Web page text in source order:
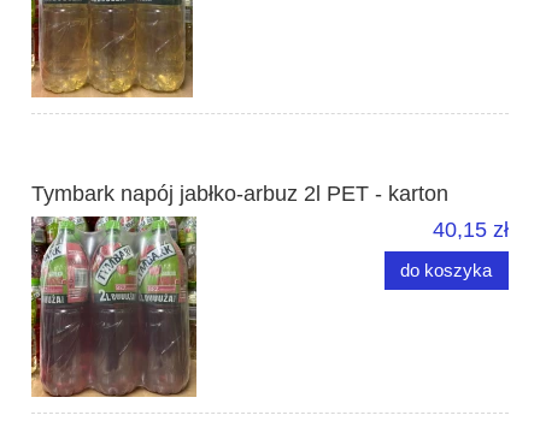
Tymbark napój jabłko-arbuz 2l PET - karton
40,15 zł
do koszyka